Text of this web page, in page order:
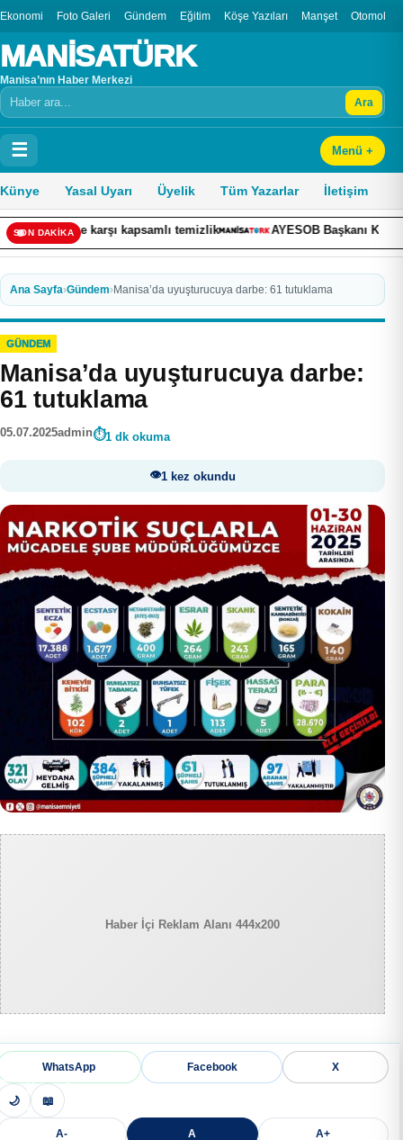
Ekonomi Foto Galeri Gündem Eğitim Köşe Yazıları Manşet Otomobil
MANİSATÜRK
Manisa’nın Haber Merkezi
Arama Ara
☰ Menü +
Künye Yasal Uyarı Üyelik Tüm Yazarlar İletişim
SON DAKİKA
kapsamlı temizlik AYESOB Başkanı Künkcü, dört ilde esnaf
Ana Sayfa›Gündem›Manisa’da uyuşturucuya darbe: 61 tutuklama
GÜNDEM
Manisa’da uyuşturucuya darbe:
61 tutuklama
05.07.2025admin 1 dk okuma
1 kez okundu
Haber İçi Reklam Alanı 444x200
WhatsApp Facebook X
🌙 📖
A- A A+